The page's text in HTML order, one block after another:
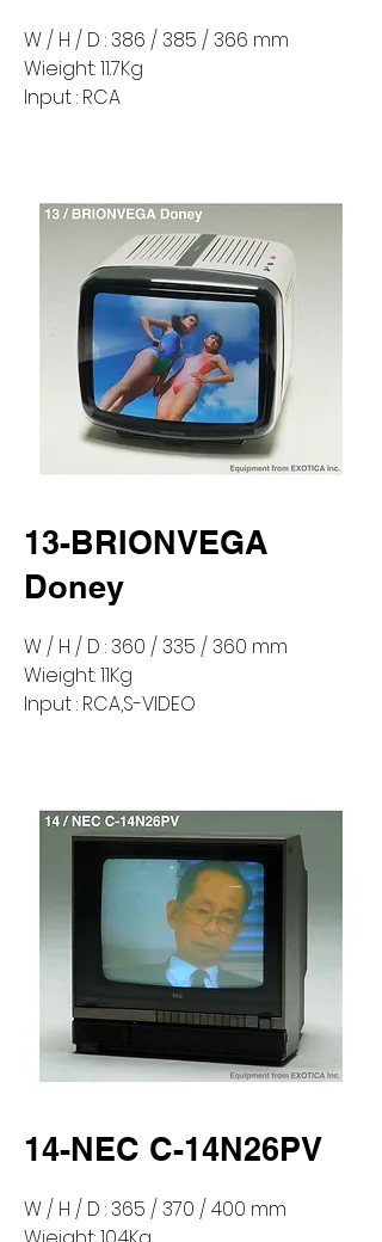
W / H / D : 386 / 385 / 366 mm
Wieight: 11.7Kg
Input : RCA
13-BRIONVEGA
Doney
W / H / D : 360 / 335 / 360 mm
Wieight: 11Kg
Input : RCA,S-VIDEO
14-NEC C-14N26PV
W / H / D : 365 / 370 / 400 mm